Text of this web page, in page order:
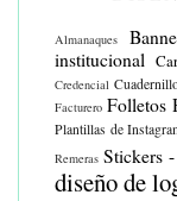
Almanaques
institucional
Credencial
Facturero Folletos
Plantillas de
Remeras Stickers
diseño de